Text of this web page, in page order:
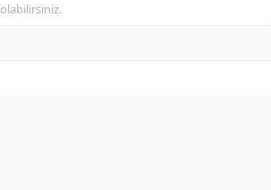
olabilirsiniz.